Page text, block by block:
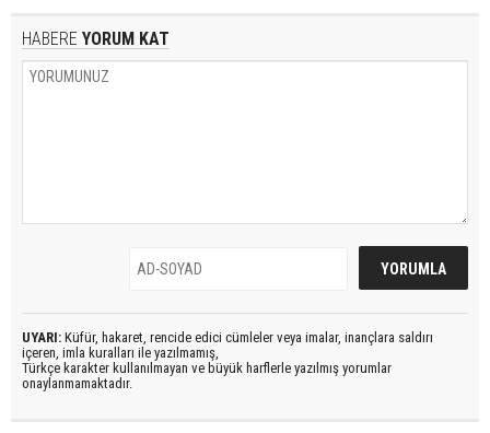
HABERE YORUM KAT
UYARI: Küfür, hakaret, rencide edici cümleler veya imalar, inançlara saldırı
içeren, imla kuralları ile yazılmamış,
Türkçe karakter kullanılmayan ve büyük harflerle yazılmış yorumlar
onaylanmamaktadır.